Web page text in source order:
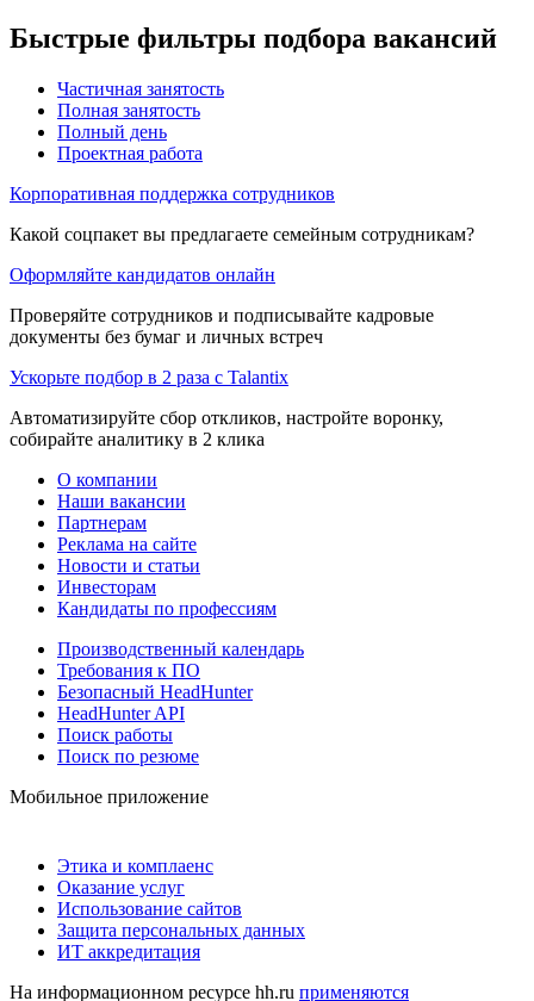
Быстрые фильтры подбора вакансий
Частичная занятость
Полная занятость
Полный день
Проектная работа
Корпоративная поддержка сотрудников
Какой соцпакет вы предлагаете семейным сотрудникам?
Оформляйте кандидатов онлайн
Проверяйте сотрудников и подписывайте кадровые
документы без бумаг и личных встреч
Ускорьте подбор в 2 раза с Talantix
Автоматизируйте сбор откликов, настройте воронку,
собирайте аналитику в 2 клика
О компании
Наши вакансии
Партнерам
Реклама на сайте
Новости и статьи
Инвесторам
Кандидаты по профессиям
Производственный календарь
Требования к ПО
Безопасный HeadHunter
HeadHunter API
Поиск работы
Поиск по резюме
Мобильное приложение
Этика и комплаенс
Оказание услуг
Использование сайтов
Защита персональных данных
ИТ аккредитация
На информационном ресурсе hh.ru применяются